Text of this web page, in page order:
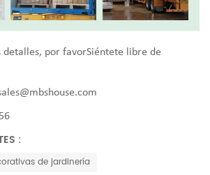
detalles, por favorSiéntete libre de
:
de jardinería